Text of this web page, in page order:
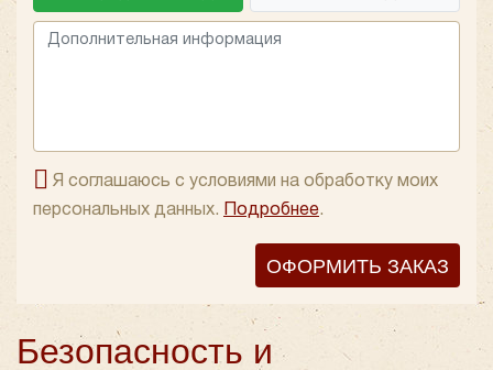
Я соглашаюсь с условиями на обработку моих
персональных данных.
Подробнее.
ОФОРМИТЬ ЗАКАЗ
Безопасность и